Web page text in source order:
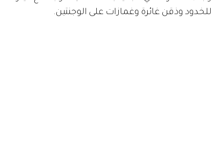
للخدود وذقن غائرة وغمازات على الوجنتين.